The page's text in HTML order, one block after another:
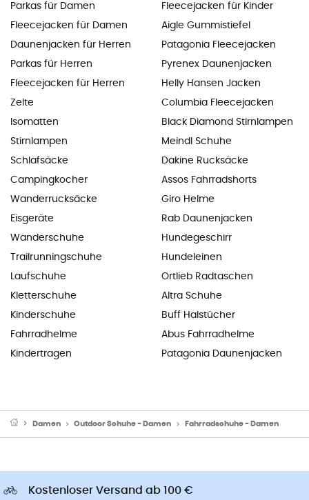
Parkas für Damen
Fleecejacken für Damen
Daunenjacken für Herren
Parkas für Herren
Fleecejacken für Herren
Zelte
Isomatten
Stirnlampen
Schlafsäcke
Campingkocher
Wanderrucksäcke
Eisgeräte
Wanderschuhe
Trailrunningschuhe
Laufschuhe
Kletterschuhe
Kinderschuhe
Fahrradhelme
Kindertragen
Fleecejacken für Kinder
Aigle Gummistiefel
Patagonia Fleecejacken
Pyrenex Daunenjacken
Helly Hansen Jacken
Columbia Fleecejacken
Black Diamond Stirnlampen
Meindl Schuhe
Dakine Rucksäcke
Assos Fahrradshorts
Giro Helme
Rab Daunenjacken
Hundegeschirr
Hundeleinen
Ortlieb Radtaschen
Altra Schuhe
Buff Halstücher
Abus Fahrradhelme
Patagonia Daunenjacken
Damen Outdoor Schuhe - Damen Fahrradschuhe - Damen
Kostenloser Versand ab 100 €